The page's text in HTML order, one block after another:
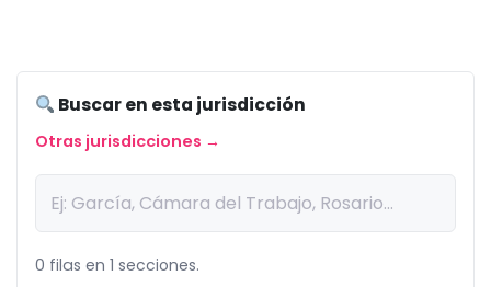
Buscar en esta jurisdicción
Otras jurisdicciones →
0 filas en 1 secciones.